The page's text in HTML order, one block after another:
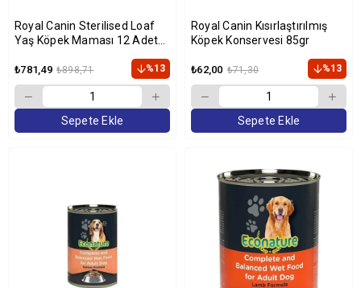
Royal Canin Sterilised Loaf
Yaş Köpek Maması 12 Adet
₺781,49 ₺898,71 %13
Sepete Ekle
Royal Canin Kısırlaştırılmış
Köpek Konservesi 85gr
₺62,00 ₺71,30 %13
Sepete Ekle